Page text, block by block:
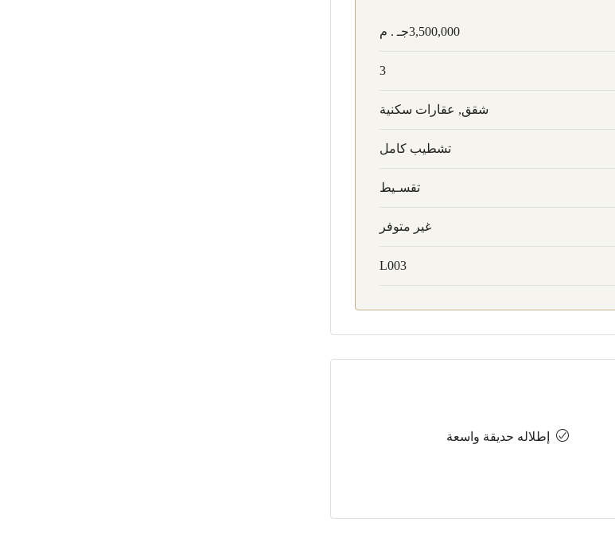
3,500,000جـ . م
3
شقق, عقارات سكنية
تشطيب كامل
تقسـيط
غير متوفر
L003
إطلاله حديقة واسعة